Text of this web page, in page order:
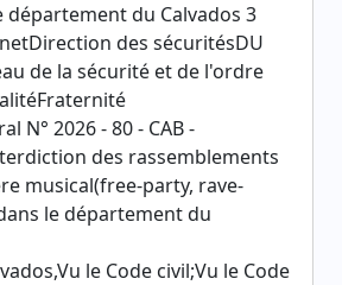
département du Calvados 3
des sécuritésDU
de la sécurité et de l'ordre
N° 2026 - 80 - CAB -
des rassemblements
musical(free-party, rave-
le département du
le Code civil;Vu le Code